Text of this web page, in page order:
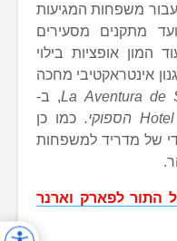
משפחות המגיעות
מתקנים מסעירים
המון אופציות בילוי
אינטראקטיבי מחכה
La Aventura de, ב-
הספוקי. כמו כן
של מדריד למשפחות
התור לפארק וארנר